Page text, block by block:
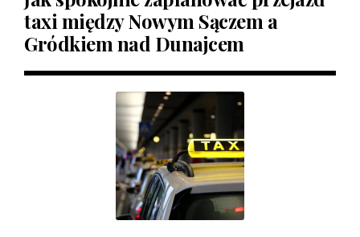
taxi między Nowym Sączem a
Gródkiem nad Dunajcem